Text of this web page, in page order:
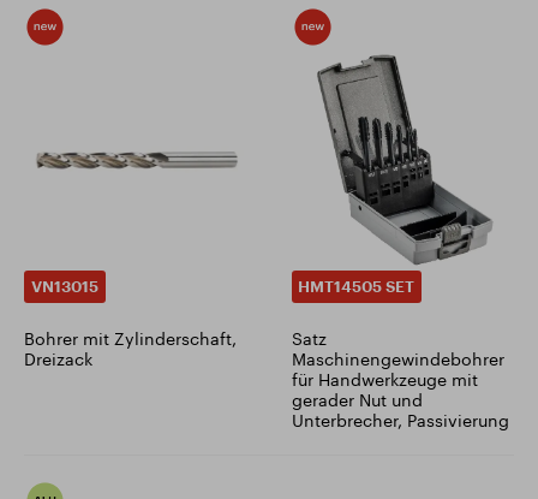
VN13015
Bohrer mit Zylinderschaft,
Dreizack
HMT14505 SET
Satz
Maschinengewindebohrer
für Handwerkzeuge mit
gerader Nut und
Unterbrecher, Passivierung